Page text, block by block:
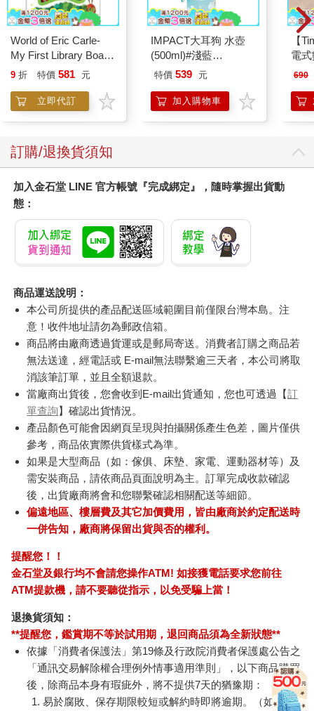
World of Eric Carle-
My First Library Board
Book Block Set
9 折 特價 581 元
立即代訂
IMPACT大耳狗 水壺
(500ml)#淺藍
IMCMB01LB
特價 539 元
加入購物車
【
電
690
訂購/退換貨須知
加入金石堂 LINE 官方帳號『完成綁定』，隨時掌握出貨動
態：
商品運送說明：
本公司所提供的產品配送區域範圍目前僅限台灣本島。注
意！收件地址請勿為郵政信箱。
商品將由廠商透過貨運或是郵局寄送。消費者訂購之商品若
無法送達，經電話或 E-mail無法聯繫逾三天者，本公司將取
消該筆訂單，並且全額退款。
當廠商出貨後，您會收到E-mail出貨通知，您也可透過【訂
單查詢】確認出貨情況。
產品顏色可能會因網頁呈現與拍攝關係產生色差，圖片僅供
參考，商品依實際供貨樣式為準。
如果是大型商品（如：傢俱、床墊、家電、運動器材等）及
需安裝商品，請依商品頁面說明為主。訂單完成收款確認
後，出貨廠商將會和您聯繫確認相關配送等細節。
偏遠地區、樓層費及其它加價費用，皆由廠商於約定配送時
一併告知，廠商將保留出貨與否的權利。
提醒您！！
金石堂及銀行均不會請您操作ATM! 如接獲電話要求您前往
ATM提款機，請不要聽從指示，以免受騙上當！
退換貨須知：
**提醒您，鑑賞期不等於試用期，退回商品須為全新狀態**
依據「消費者保護法」第19條及行政院消費者保護處公告之
「通訊交易解除權合理例外情事適用準則」，以下商品購買
後，除商品本身有瑕疵外，將不提供7天的猶豫期：
易於腐敗、保存期限較短或解約時即將逾期。（如：生